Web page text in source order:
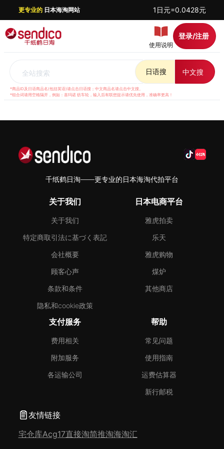
更专业的日本海淘网站 1日元=0.0428元
使用说明
登录/注册
全站搜索 日语搜 中文搜
*商品ID及日语商品名(包括英语)请点击日语搜；中文商品名请点击中文搜。
*组合词请用空格隔开，例如：喜玛诺 纺车轮，输入后有联想提示请优先使用，准确率更高！
千纸鹤日淘——更专业的日本海淘代拍平台
关于我们
关于我们
特定商取引法に基づく表記
会社概要
顾客心声
条款和条件
隐私和cookie政策
日本电商平台
雅虎拍卖
乐天
雅虎购物
煤炉
其他商店
支付服务
费用相关
附加服务
各运输公司
帮助
常见问题
使用指南
运费估算器
新行邮税
友情链接
宅仓库Acg17直接淘简推淘海淘汇